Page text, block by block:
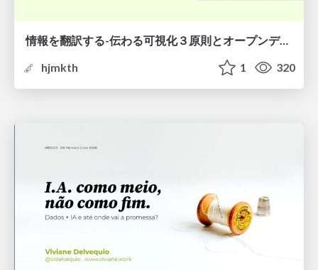
情報を翻訳する-伝わる可視化３原則とオープンデータ活用-
hjmkth
1 320